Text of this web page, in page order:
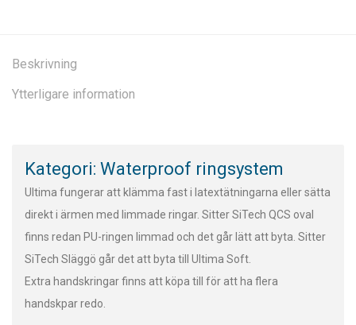
Beskrivning
Ytterligare information
Kategori: Waterproof ringsystem
Ultima fungerar att klämma fast i latextätningarna eller sätta
direkt i ärmen med limmade ringar. Sitter SiTech QCS oval
finns redan PU-ringen limmad och det går lätt att byta. Sitter
SiTech Släggö går det att byta till Ultima Soft.
Extra handskringar finns att köpa till för att ha flera
handskpar redo.